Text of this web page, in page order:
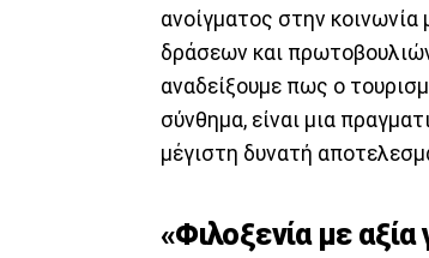
ανοίγματος στην κοινωνία
δράσεων και
αναδείξουμε πως ο
σύνθημα, είναι μια
μέγιστη δυνατή
«Φιλοξενία με αξία